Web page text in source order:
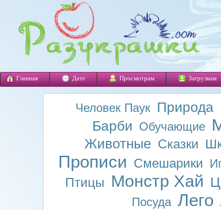
Главная Дате Просмотрам Загрузкам
Человек Паук Природа
Барби Обучающие
Животные Сказки
Прописи Смешарики
Птицы Монстр Хай
Посуда Лего